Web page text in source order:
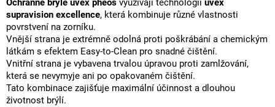
Ochranné brýle uvex pheos využívají technologii uvex
supravision excellence, která kombinuje různé vlastnosti
povrstvení na zorníku.
Vnější strana je extrémně odolná proti poškrábání a chemickým
látkám s efektem Easy-to-Clean pro snadné čištění.
Vnitřní strana je vybavena trvalou úpravou proti zamlžování,
která se nevymyje ani po opakovaném čištění.
Tato kombinace zajišťuje maximální účinnost a dlouhou
životnost brýlí.